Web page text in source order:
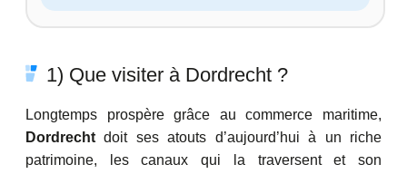
1) Que visiter à Dordrecht ?
Longtemps prospère grâce au commerce maritime,
Dordrecht doit ses atouts d’aujourd’hui à un riche
patrimoine, les canaux qui la traversent et son